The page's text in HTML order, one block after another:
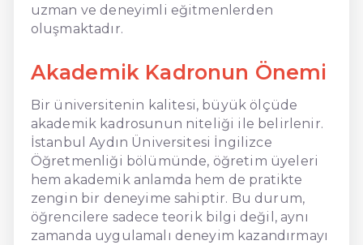
uzman ve deneyimli eğitmenlerden
oluşmaktadır.
Akademik Kadronun Önemi
Bir üniversitenin kalitesi, büyük ölçüde
akademik kadrosunun niteliği ile belirlenir.
İstanbul Aydın Üniversitesi İngilizce
Öğretmenliği bölümünde, öğretim üyeleri
hem akademik anlamda hem de pratikte
zengin bir deneyime sahiptir. Bu durum,
öğrencilere sadece teorik bilgi değil, aynı
zamanda uygulamalı deneyim kazandırmayı